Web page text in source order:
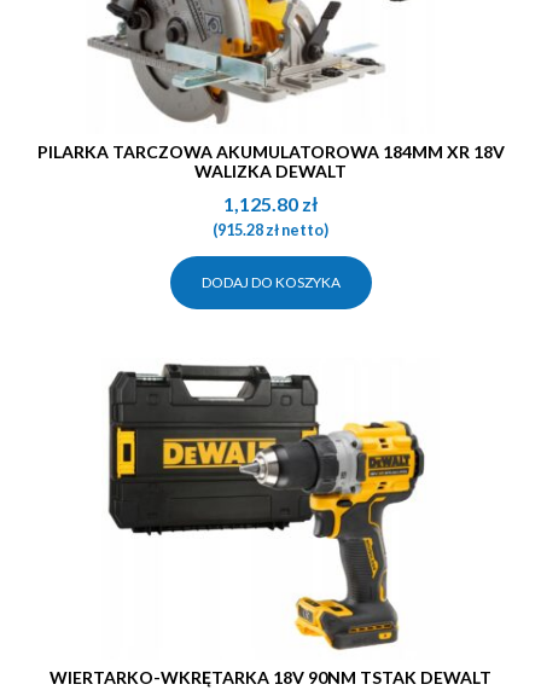
PILARKA TARCZOWA AKUMULATOROWA 184MM XR 18V
WALIZKA DEWALT
1,125.80 zł
(915.28złnetto)
DODAJ DO KOSZYKA
WIERTARKO-WKRĘTARKA 18V 90NM TSTAK DEWALT